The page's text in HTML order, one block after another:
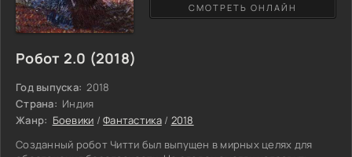
Робот 2.0 (2018)
Год выпуска: 2018
Страна: Индия
Жанр: Боевики /Фантастика/ 2018
Созданный робот Читти был выпущен в мирных целях для
СМОТРЕТЬ ОНЛАЙН